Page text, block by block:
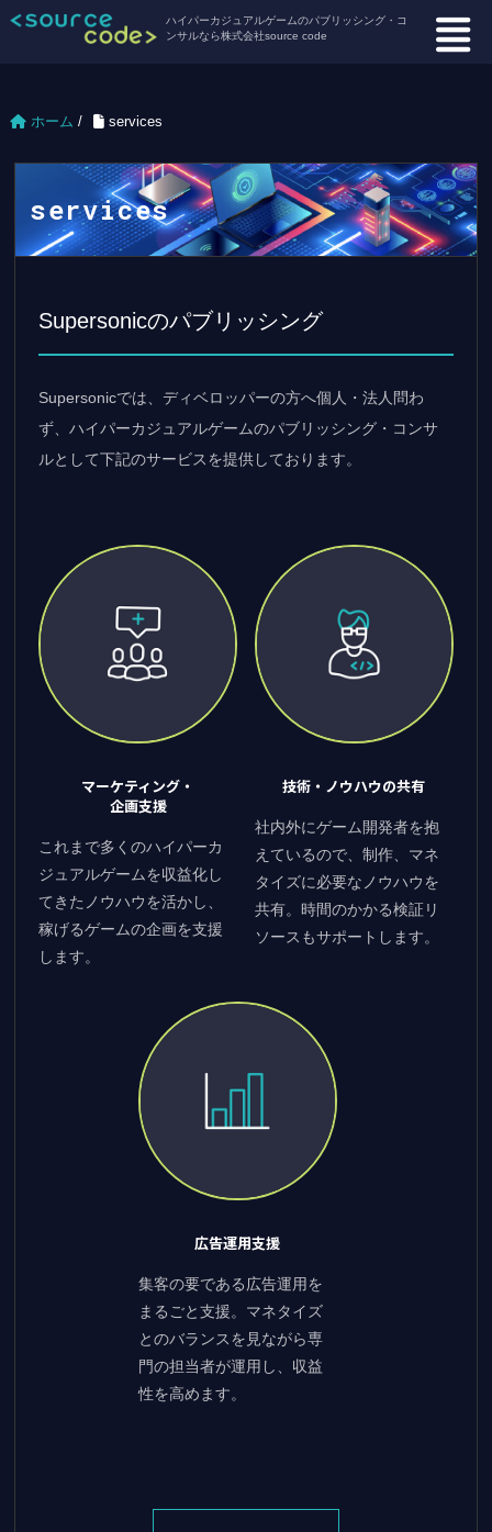
ハイパーカジュアルゲームのパブリッシング・コ
ンサルなら株式会社source code
ホーム / services
services
Supersonicのパブリッシング
Supersonicでは、ディベロッパーの方へ個人・法人問わ
ず、ハイパーカジュアルゲームのパブリッシング・コンサ
ルとして下記のサービスを提供しております。
マーケティング・
企画支援
これまで多くのハイパーカ
ジュアルゲームを収益化し
てきたノウハウを活かし、
稼げるゲームの企画を支援
します。
技術・ノウハウの共有
社内外にゲーム開発者を抱
えているので、制作、マネ
タイズに必要なノウハウを
共有。時間のかかる検証リ
ソースもサポートします。
広告運用支援
集客の要である広告運用を
まるごと支援。マネタイズ
とのバランスを見ながら専
門の担当者が運用し、収益
性を高めます。